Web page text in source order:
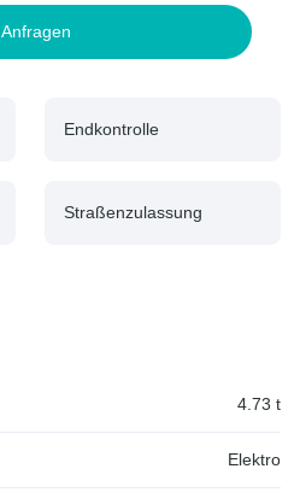
Endkontrolle
Straßenzulassung
4.73 t
Elektro